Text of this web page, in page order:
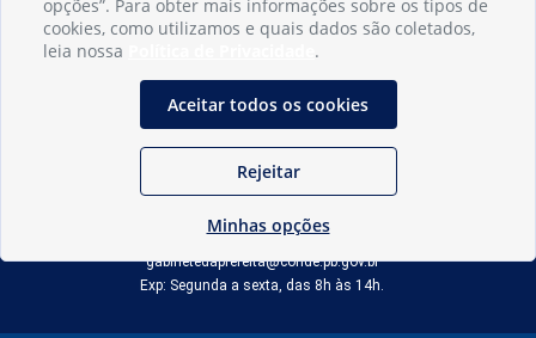
INFORMAÇÕES
Município de Conde - PB
(83) 3618-0548
gabinetedaprefeita@conde.pb.gov.br
Exp: Segunda a sexta, das 8h às 14h.
opções”. Para obter mais informações sobre os tipos de
cookies, como utilizamos e quais dados são coletados,
leia nossa
.
Aceitar todos os cookies
Rejeitar
Minhas opções